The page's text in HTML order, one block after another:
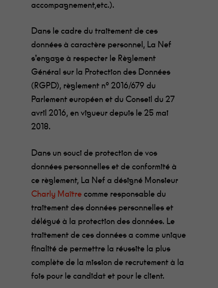
accompagnement,etc.).
Dans le cadre du traitement de ces
données à caractère personnel, La Nef
s’engage à respecter le Règlement
Général sur la Protection des Données
(RGPD), règlement n° 2016/679 du
Parlement européen et du Conseil du 27
avril 2016, en vigueur depuis le 25 mai
2018.
Dans un souci de protection de vos
données personnelles et de conformité à
ce règlement, La Nef a désigné Monsieur
Charly Maître comme responsable du
traitement des données personnelles et
délégué à la protection des données. Le
traitement de ces données a comme unique
finalité de permettre la réussite la plus
complète de la mission de recrutement à la
fois pour le candidat et pour le client.